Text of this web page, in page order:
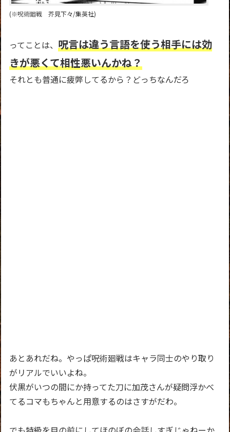
(※呪術廻戦 芥見下々/集英社)
ってことは、呪言は違う言語を使う相手には効
きが悪くて相性悪いんかね？
それとも普通に疲弊してるから？どっちなんだろ
あとあれだね。やっぱ呪術廻戦はキャラ同士のやり取り
がリアルでいいよね。
伏黒がいつの間にか持ってた刀に加茂さんが疑問浮かべ
てるコマもちゃんと用意するのはさすがだわ。